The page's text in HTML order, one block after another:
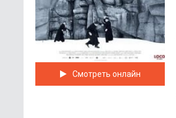
Смотреть онлайн